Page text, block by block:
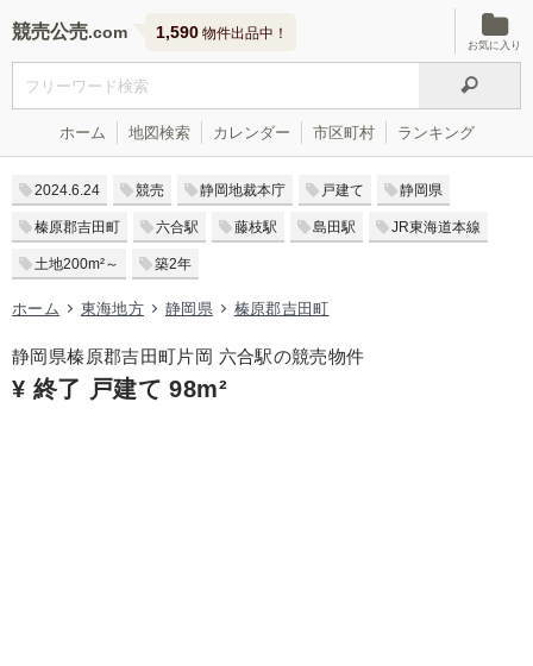
競売公売 1,590 物件出品中！
お気に入り
ホーム 地図検索 カレンダー 市区町村 ランキング
2024.6.24 競売 静岡地裁本庁 戸建て 静岡県
榛原郡吉田町 六合駅 藤枝駅 島田駅 JR東海道本線
土地200m²～ 築2年
ホーム 東海地方 静岡県 榛原郡吉田町
静岡県榛原郡吉田町片岡 六合駅の競売物件
¥ 終了 戸建て 98m²